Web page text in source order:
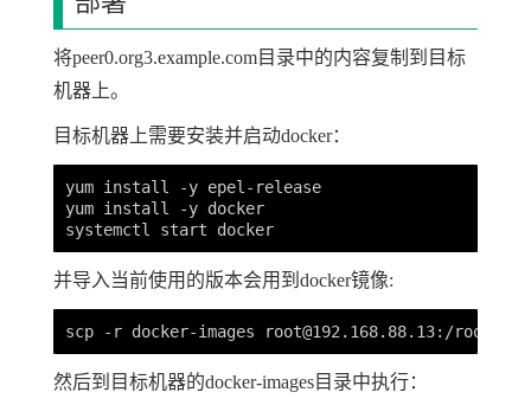
将peer0.org3.example.com目录中的内容复制到目标
机器上。
目标机器上需要安装并启动docker：
yum install -y epel-release
yum install -y docker
并导入当前使用的版本会用到docker镜像:
scp -r docker-images root@192.168.88.13
然后到目标机器的docker-images目录中执行：